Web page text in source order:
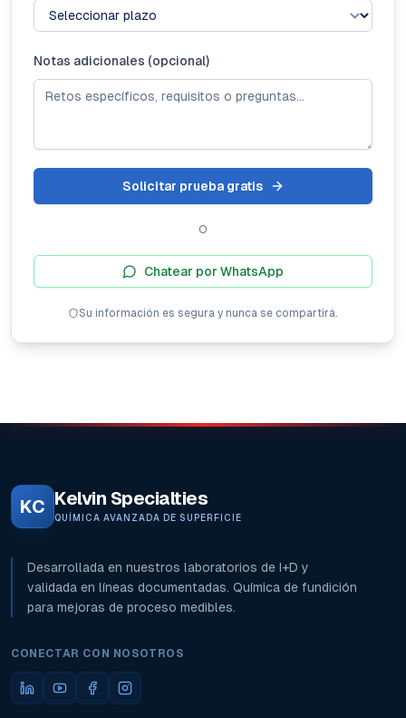
Notas adicionales (opcional)
Solicitar prueba gratis
O
Chatear por WhatsApp
Su información es segura y nunca se compartirá.
KC Kelvin Specialties
QUÍMICA AVANZADA DE SUPERFICIE
Desarrollada en nuestros laboratorios de I+D y
validada en líneas documentadas. Química de fundición
para mejoras de proceso medibles.
CONECTAR CON NOSOTROS